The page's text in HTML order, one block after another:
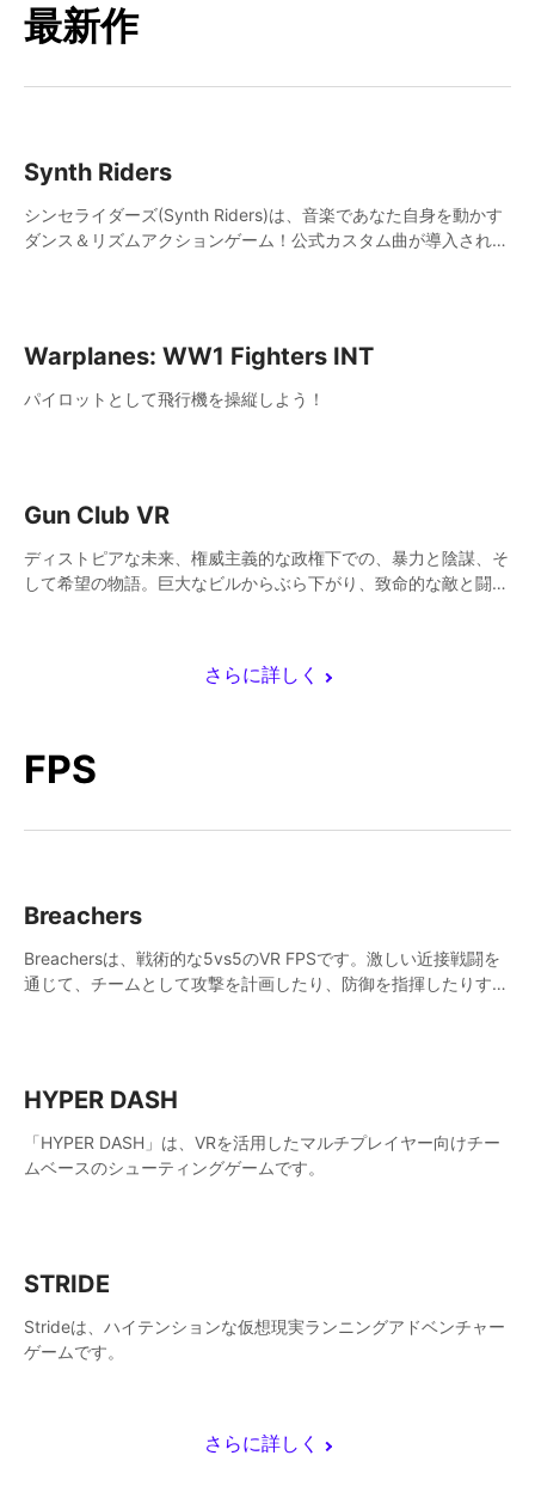
最新作
さらに詳しく
Synth Riders
シンセライダーズ(Synth Riders)は、音楽であなた自身を動かす
ダンス＆リズムアクションゲーム！公式カスタム曲が導入されて
Warplanes: WW1 Fighters INT
パイロットとして飛行機を操縦しよう！
Gun Club VR
ディストピアな未来、権威主義的な政権下での、暴力と陰謀、そ
して希望の物語。巨大なビルからぶら下がり、致命的な敵と闘い
FPS
さらに詳しく
Breachers
Breachersは、戦術的な5vs5のVR FPSです。激しい近接戦闘を
通じて、チームとして攻撃を計画したり、防御を指揮したりする
HYPER DASH
「HYPER DASH」は、VRを活用したマルチプレイヤー向けチー
ムベースのシューティングゲームです。
STRIDE
Strideは、ハイテンションな仮想現実ランニングアドベンチャー
ゲームです。